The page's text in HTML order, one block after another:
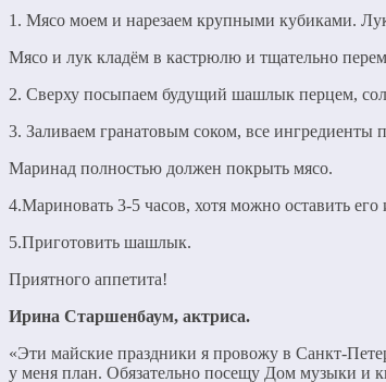
1. Мясо моем и нарезаем крупными кубиками.
Мясо и лук кладём в кастрюлю и тщательно
2. Сверху посыпаем будущий шашлык перцем,
3. Заливаем гранатовым соком, все ингредиенты
Маринад полностью должен покрыть мясо.
4.Мариновать 3-5 часов, хотя можно оставить его
5.Приготовить шашлык.
Приятного аппетита!
Ирина Старшенбаум, актриса.
«Эти майские праздники я провожу в Санкт-
у меня план. Обязательно посещу Дом музыки и